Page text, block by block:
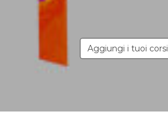
Aggiungi i tuoi corsi